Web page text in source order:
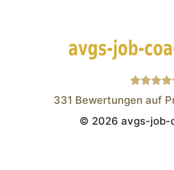
Wistor
331 Bewertungen auf
© 2026 avgs-job-